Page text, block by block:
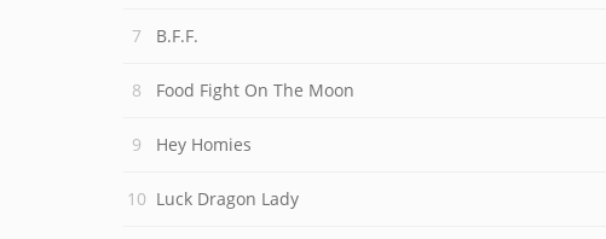
B.F.F.
Food Fight On The Moon
Hey Homies
Luck Dragon Lady